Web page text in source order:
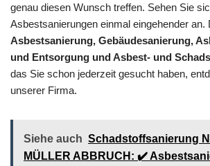
genau diesen Wunsch treffen. Sehen Sie
Asbestsanierungen einmal eingehender an.
Asbestsanierung, Gebäudesanierung,
und Entsorgung und Asbest- und
das Sie schon jederzeit gesucht haben,
unserer Firma.
Siehe auch Schadstoffsanierung
MÜLLER ABBRUCH: ✔️